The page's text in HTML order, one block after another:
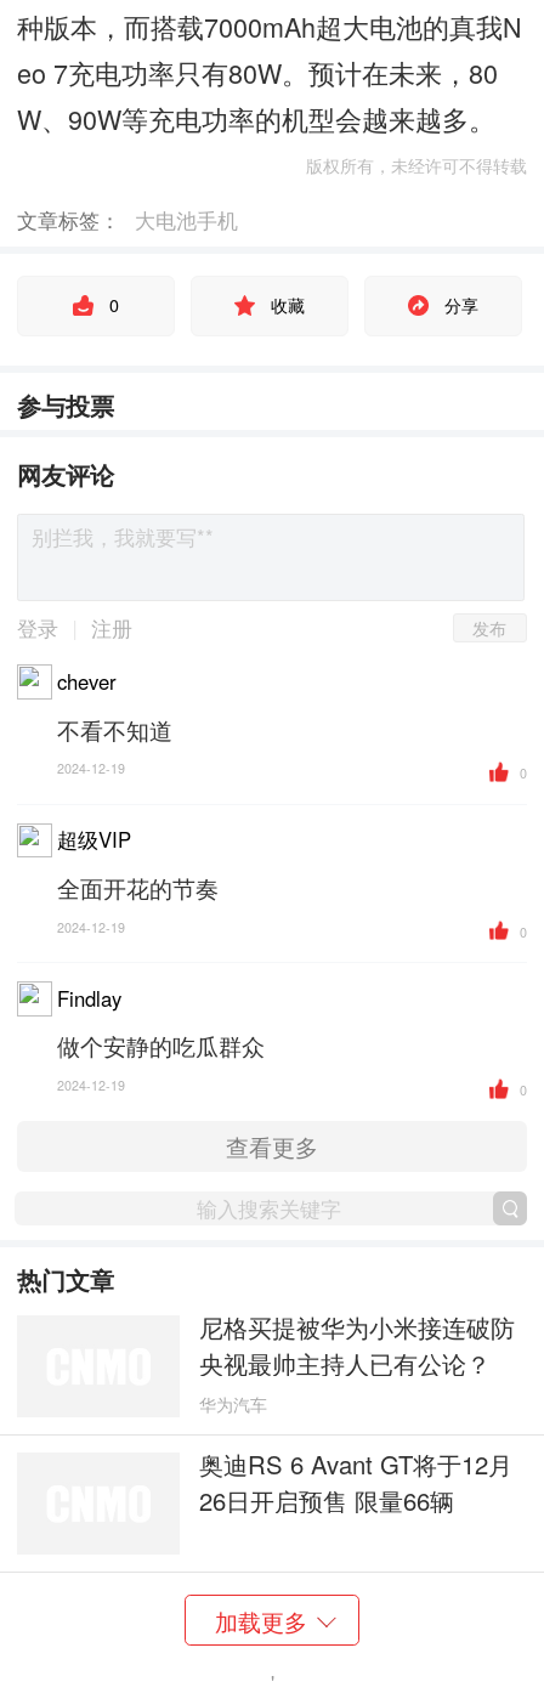
种版本，而搭载7000mAh超大电池的真我N
eo 7充电功率只有80W。预计在未来，80
W、90W等充电功率的机型会越来越多。
版权所有，未经许可不得转载
文章标签： 大电池手机
0 收藏 分享
参与投票
网友评论
登录 注册 发布
chever
不看不知道
2024-12-19 0
超级VIP
全面开花的节奏
2024-12-19 0
Findlay
做个安静的吃瓜群众
2024-12-19 0
查看更多
热门文章
尼格买提被华为小米接连破防
央视最帅主持人已有公论？
华为汽车
奥迪RS 6 Avant GT将于12月
26日开启预售 限量66辆
加载更多
'